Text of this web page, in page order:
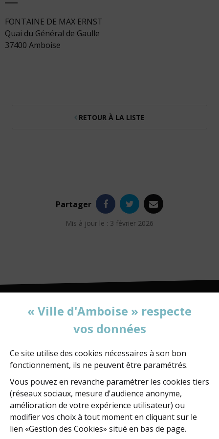
FONTAINE DE MAX ERNST
Quai du Général de Gaulle
37400 Amboise
RETOUR À LA LISTE
Partager Facebook
Twitter
e-
Mis à jour le : 3 février 2026
MAIRIE D'AMBOISE
BP 247 - 37402 Amboise Cedex
02 47 23 47 23
NOUS ÉCRIRE
« Ville d'Amboise » respecte
vos données
Ce site utilise des cookies nécessaires à son bon
fonctionnement, ils ne peuvent être paramétrés.
Vous pouvez en revanche paramétrer les cookies tiers
(réseaux sociaux, mesure d'audience anonyme,
amélioration de votre expérience utilisateur) ou
modifier vos choix à tout moment en cliquant sur le
lien «Gestion des Cookies» situé en bas de page.